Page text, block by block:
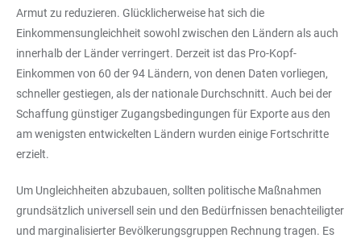
Armut zu reduzieren. Glücklicherweise hat sich die
Einkommensungleichheit sowohl zwischen den Ländern als auch
innerhalb der Länder verringert. Derzeit ist das Pro-Kopf-
Einkommen von 60 der 94 Ländern, von denen Daten vorliegen,
schneller gestiegen, als der nationale Durchschnitt. Auch bei der
Schaffung günstiger Zugangsbedingungen für Exporte aus den
am wenigsten entwickelten Ländern wurden einige Fortschritte
erzielt.
Um Ungleichheiten abzubauen, sollten politische Maßnahmen
grundsätzlich universell sein und den Bedürfnissen benachteiligter
und marginalisierter Bevölkerungsgruppen Rechnung tragen. Es